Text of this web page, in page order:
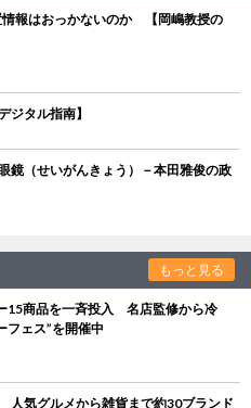
情報はおっかないのか 【岡嶋教授の
タル指南】
（せいがんきょう）－本田雅俊の政
もっと見る
15商品を一斉投入 名店監修から冷
フェス”を開催中
気グルメから雑貨まで約30ブランド